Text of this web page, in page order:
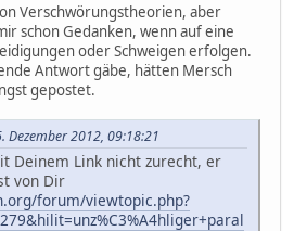
Verschwörungstheorien, aber
schon Gedanken, wenn auf eine
oder Schweigen erfolgen.
Antwort gäbe, hätten Mersch
gepostet.
Dezember 2012, 09:18:21
Deinem Link nicht zurecht, er
von Dir
forum/viewtopic.php?